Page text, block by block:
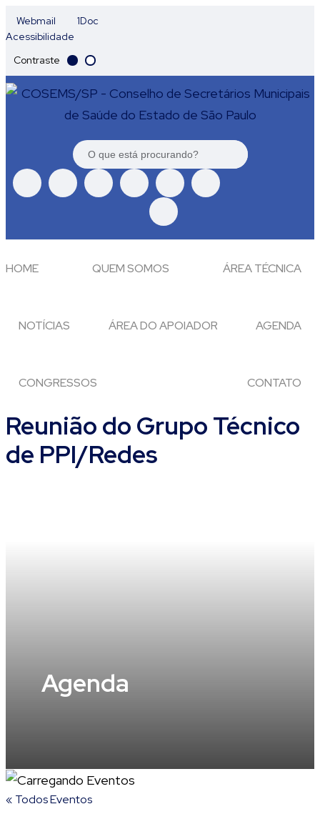
Webmail
1Doc
Acessibilidade
Contraste
HOME QUEM SOMOS ÁREA TÉCNICA
NOTÍCIAS ÁREA DO APOIADOR AGENDA
CONGRESSOS CONTATO
Reunião do Grupo Técnico
de PPI/Redes
Agenda
« Todos Eventos